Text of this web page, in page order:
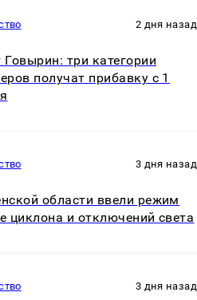
2 дня назад
Говырин: три категории
получат прибавку с 1
3 дня назад
области ввели режим
циклона и отключений света
3 дня назад